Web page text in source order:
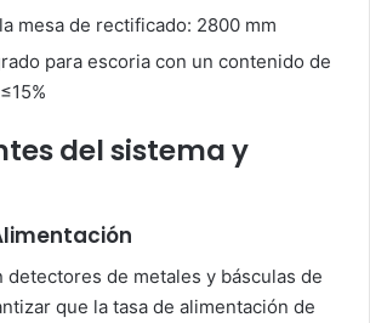
mesa de rectificado: 2800 mm
para escoria con un contenido de
del sistema y
detectores de metales y básculas de
que la tasa de alimentación de